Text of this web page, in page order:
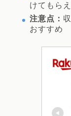
けてもら
注意点：
おすすめ